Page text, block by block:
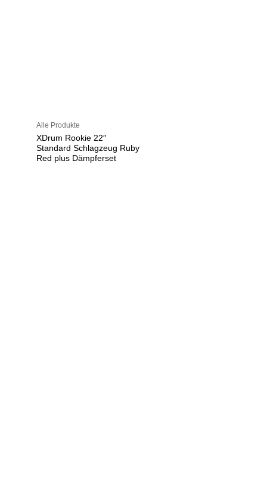
Alle Produkte
XDrum Rookie 22″
Standard Schlagzeug Ruby
Red plus Dämpferset